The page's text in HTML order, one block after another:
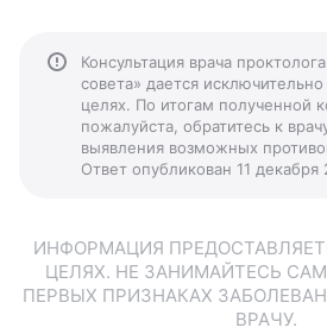
Консультация врача
совета» дается
целях. По итогам полученной
пожалуйста, обратитесь к
выявления возможных
Ответ опубликован 11 декабря
ИНФОРМАЦИЯ
ЦЕЛЯХ. НЕ ЗАНИМАЙТЕСЬ
ПЕРВЫХ ПРИЗНАКАХ
ВРАЧУ.